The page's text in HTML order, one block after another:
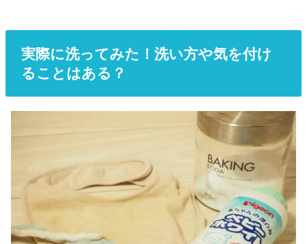
実際に洗ってみた！洗い方や気を付け
ることはある？